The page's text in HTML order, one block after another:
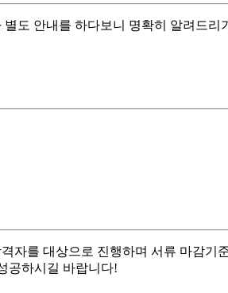
도 안내를 하다보니 명확히 알려드리
자를 대상으로 진행하며 서류 마감
공하시길 바랍니다!